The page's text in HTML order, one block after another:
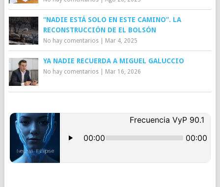
“NADIE ESTÁ SOLO EN ESTE CAMINO”. LA
RECONSTRUCCIÓN DE EL BOLSÓN
No hay comentarios| Mar 4, 2025
YA NADIE RECUERDA A MIGUEL GALUCCIO
No hay comentarios| Mar 16, 2026